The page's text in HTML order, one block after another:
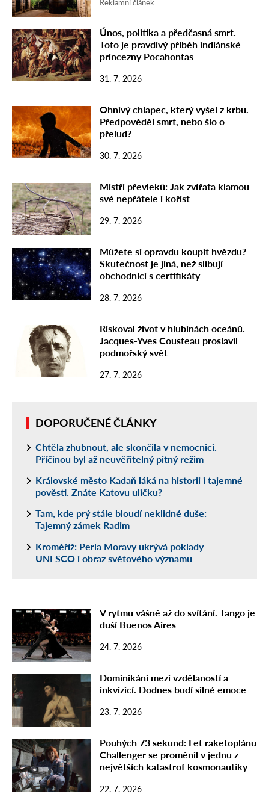
Reklamní článek
Únos, politika a předčasná smrt.
Toto je pravdivý příběh indiánské
princezny Pocahontas
31. 7. 2026
Ohnivý chlapec, který vyšel z krbu.
Předpověděl smrt, nebo šlo o
přelud?
30. 7. 2026
Mistři převleků: Jak zvířata klamou
své nepřátele i kořist
29. 7. 2026
Můžete si opravdu koupit hvězdu?
Skutečnost je jiná, než slibují
obchodníci s certifikáty
28. 7. 2026
Riskoval život v hlubinách oceánů.
Jacques-Yves Cousteau proslavil
podmořský svět
27. 7. 2026
DOPORUČENÉ ČLÁNKY
Chtěla zhubnout, ale skončila v nemocnici.
Příčinou byl až neuvěřitelný pitný režim
Královské město Kadaň láká na historii i tajemné
pověsti. Znáte Katovu uličku?
Tam, kde prý stále bloudí neklidné duše:
Tajemný zámek Radim
Kroměříž: Perla Moravy ukrývá poklady
UNESCO i obraz světového významu
V rytmu vášně až do svítání. Tango je
duší Buenos Aires
24. 7. 2026
Dominikáni mezi vzdělaností a
inkvizicí. Dodnes budí silné emoce
23. 7. 2026
Pouhých 73 sekund: Let raketoplánu
Challenger se proměnil v jednu z
největších katastrof kosmonautiky
22. 7. 2026